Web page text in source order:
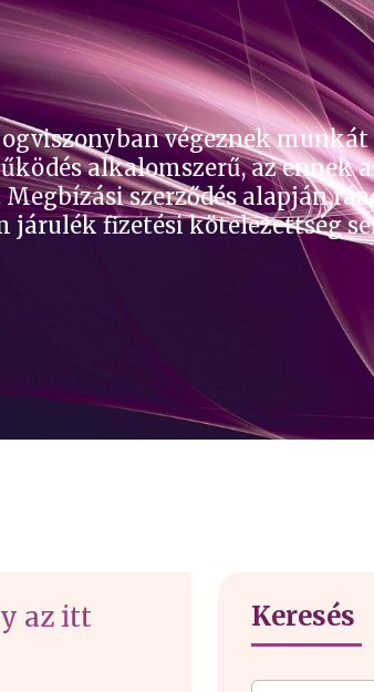
végeznek munkát
alkalomszerű, az ennek
szerződés alapján
járulék fizetési kötelezettség
az itt
Keresés